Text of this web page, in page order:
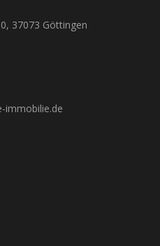
37073 Göttingen
immobilie.de